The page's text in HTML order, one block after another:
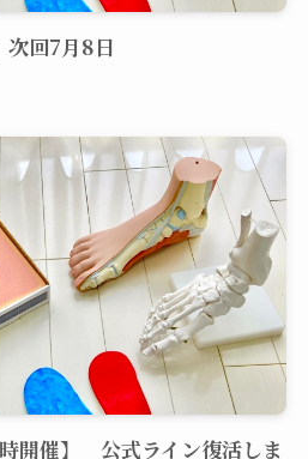
回7月8日
開催】 公式ライン復活しま